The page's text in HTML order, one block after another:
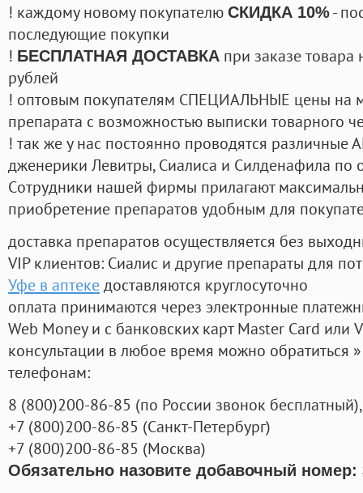
! каждому новому покупателю СКИДКА 10%-
последующие покупки
! БЕСПЛАТНАЯ ДОСТАВКА при заказе
рублей
! оптовым покупателям СПЕЦИАЛЬНЫЕ цены на
препарата с возможностью выписки товарного
! так же у нас постоянно проводятся
дженерики Левитры, Сиалиса и Силденафила по
Cотрудники нашей фирмы прилагают
приобретение препаратов удобным для
доставка препаратов осуществляется без
VIP клиентов: Сиалис и другие препараты для
Уфе в аптекедоставляются круглосуточно
оплата принимаются через электронные
Web Money и с банковских карт Master Card или
консультации в любое время можно обратиться
телефонам:
8 (800)200-86-85 (по России звонок бесплатный),
+7 (800)200-86-85 (Санкт-Петербург)
+7 (800)200-86-85 (Москва)
Обязательно назовите добавочный номер: